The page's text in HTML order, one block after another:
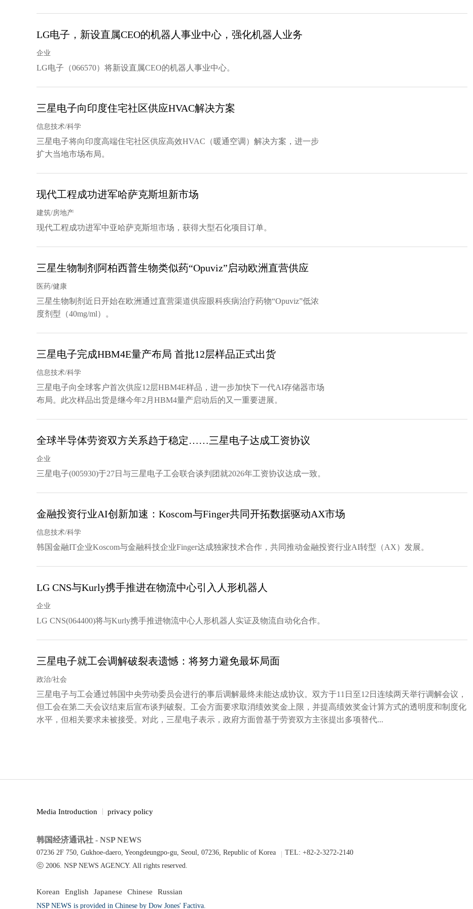
LG电子，新设直属CEO的机器人事业中心，强化机器人业务
企业
LG电子（066570）将新设直属CEO的机器人事业中心。
三星电子向印度住宅社区供应HVAC解决方案
信息技术/科学
三星电子将向印度高端住宅社区供应高效HVAC（暖通空调）解决方案，进一步
扩大当地市场布局。
现代工程成功进军哈萨克斯坦新市场
建筑/房地产
现代工程成功进军中亚哈萨克斯坦市场，获得大型石化项目订单。
三星生物制剂阿柏西普生物类似药“Opuviz”启动欧洲直营供应
医药/健康
三星生物制剂近日开始在欧洲通过直营渠道供应眼科疾病治疗药物“Opuviz”低浓
度剂型（40mg/ml）。
三星电子完成HBM4E量产布局 首批12层样品正式出货
信息技术/科学
三星电子向全球客户首次供应12层HBM4E样品，进一步加快下一代AI存储器市场
布局。此次样品出货是继今年2月HBM4量产启动后的又一重要进展。
全球半导体劳资双方关系趋于稳定……三星电子达成工资协议
企业
三星电子(005930)于27日与三星电子工会联合谈判团就2026年工资协议达成一致。
金融投资行业AI创新加速：Koscom与Finger共同开拓数据驱动AX市场
信息技术/科学
韩国金融IT企业Koscom与金融科技企业Finger达成独家技术合作，共同推动金融投资行业AI转型（AX）发展。
LG CNS与Kurly携手推进在物流中心引入人形机器人
企业
LG CNS(064400)将与Kurly携手推进物流中心人形机器人实证及物流自动化合作。
三星电子就工会调解破裂表遗憾：将努力避免最坏局面
政治/社会
三星电子与工会通过韩国中央劳动委员会进行的事后调解最终未能达成协议。双方于11日至12日连续两天举行调解会议，
但工会在第二天会议结束后宣布谈判破裂。工会方面要求取消绩效奖金上限，并提高绩效奖金计算方式的透明度和制度化
水平，但相关要求未被接受。对此，三星电子表示，政府方面曾基于劳资双方主张提出多项替代...
Media Introduction privacy policy
韩国经济通讯社 - NSP NEWS
07236 2F 750, Gukhoe-daero, Yeongdeungpo-gu, Seoul, 07236, Republic of Korea
TEL: +82-2-3272-2140
ⓒ 2006. NSP NEWS AGENCY. All rights reserved.
Korean English Japanese Chinese Russian
NSP NEWS is provided in Chinese by Dow Jones' Factiva.